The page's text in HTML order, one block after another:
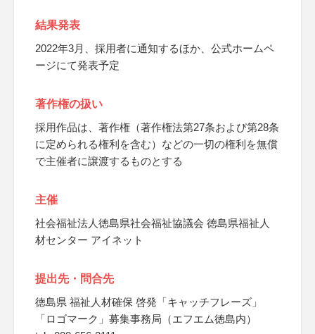
結果発表
2022年3月、採用者に通知するほか、公式ホームペ
ージにて発表予定
著作権の扱い
採用作品は、著作権（著作権法第27条および第28条
に定められる権利を含む）などの一切の権利を無償
で主催者に譲渡するものとする
主催
社会福祉法人徳島県社会福祉協議会 徳島県福祉人
材センター アイネット
提出先・問合先
徳島県 福祉人材確保 啓発「キャッチフレーズ」
「ロゴマーク」募集事務局（エフエム徳島内）